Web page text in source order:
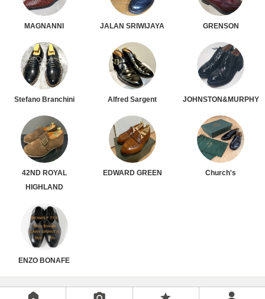
MAGNANNI JALAN SRIWIJAYA GRENSON
Stefano Branchini Alfred Sargent JOHNSTON&MURPHY
42ND ROYAL
HIGHLAND
EDWARD GREEN Church's
ENZO BONAFE